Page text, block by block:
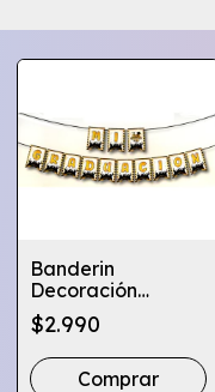
Banderin
Decoración
Celebración
Graduación -
Globifiesta
$2.990
Comprar